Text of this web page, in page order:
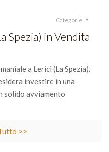
Categorie
Spezia) in Vendita
a Lerici (La Spezia).
investire in una
solido avviamento
>>